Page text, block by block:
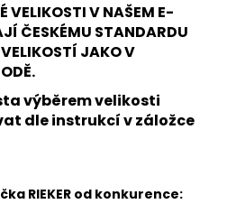
VELIKOSTI V NAŠEM E-
ČESKÉMU STANDARDU
JAKO V
výběrem velikosti
dle instrukcí v záložce
RIEKER od konkurence: